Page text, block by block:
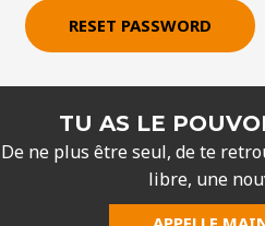
RESET PASSWORD
TU AS LE
De ne plus être seul, de te
libre, une